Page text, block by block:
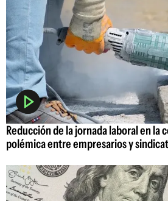
Reducción de la jornada laboral en la
polémica entre empresarios y